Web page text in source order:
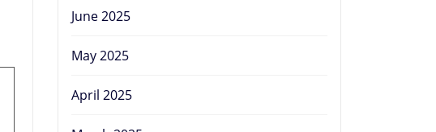
June 2025
May 2025
April 2025